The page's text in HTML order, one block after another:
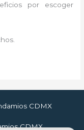
por escoger
CDMX
CDMX